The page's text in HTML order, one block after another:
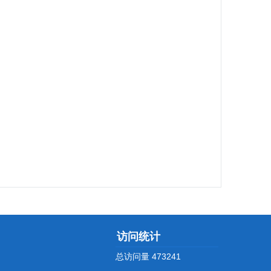
访问统计
总访问量 473241